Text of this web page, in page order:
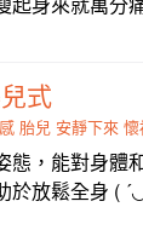
式
胎兒 安靜下來 懷
態，能對身體
於放鬆全身 (